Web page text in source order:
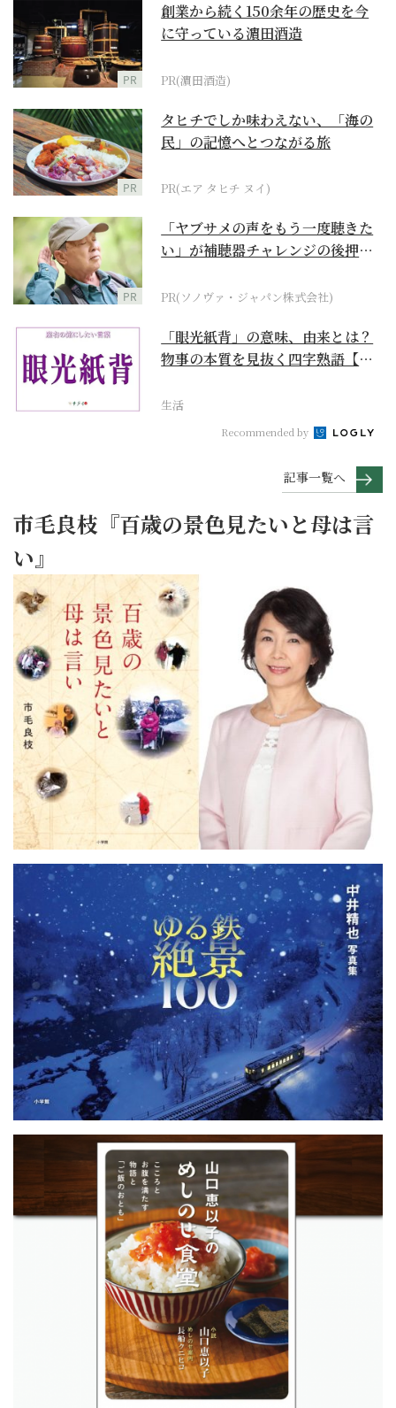
PR
創業から続く150余年の歴史を今
に守っている濵田酒造
PR(濵田酒造)
PR
タヒチでしか味わえない、「海の
民」の記憶へとつながる旅
PR(エア タヒチ ヌイ)
PR
「ヤブサメの声をもう一度聴きた
い」が補聴器チャレンジの後押し
PR(ソノヴァ・ジャパン株式会社)
「眼光紙背」の意味、由来とは？
物事の本質を見抜く四字熟語【座
生活
Recommended by
記事一覧へ
市毛良枝『百歳の景色見たいと母は言
い』